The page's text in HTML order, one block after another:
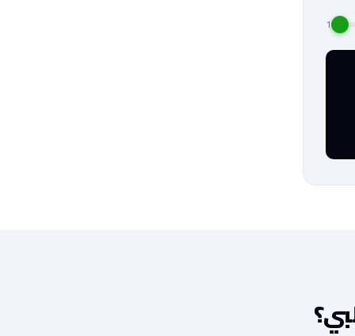
1